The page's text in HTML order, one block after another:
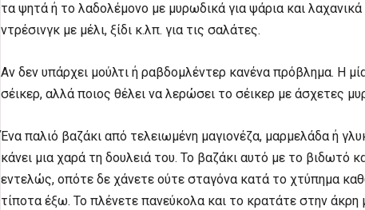
τα ψητά ή το λαδολέμονο με μυρωδικά για ψάρια και
ντρέσινγκ με μέλι, ξίδι κ.λπ. για τις σαλάτες.
Αν δεν υπάρχει μούλτι ή ραβδομλέντερ κανένα πρόβλημα. Η
σέικερ, αλλά ποιος θέλει να λερώσει το σέικερ με άσχετες
Ένα παλιό βαζάκι από τελειωμένη μαγιονέζα, μαρμελάδα ή
κάνει μια χαρά τη δουλειά του. Το βαζάκι αυτό με το βιδωτό
εντελώς, οπότε δε χάνετε ούτε σταγόνα κατά το χτύπημα
τίποτα έξω. Το πλένετε πανεύκολα και το κρατάτε στην άκρη